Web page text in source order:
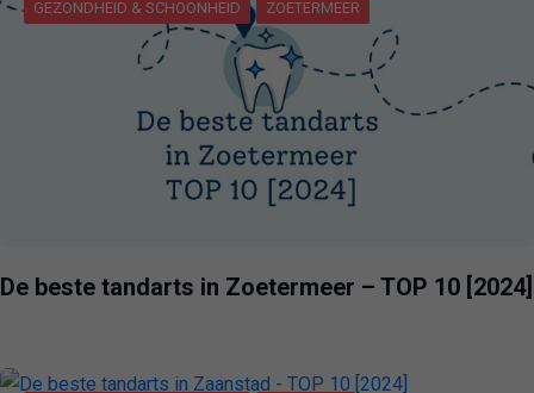
GEZONDHEID & SCHOONHEID ZOETERMEER
De beste tandarts in Zoetermeer – TOP 10 [2024]